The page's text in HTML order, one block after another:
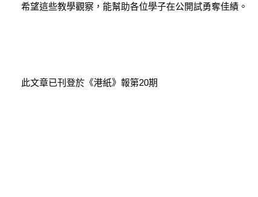
希望這些教學觀察，能幫助各位學子在公開試勇奪佳績。
此文章已刊登於《港紙》報第20期